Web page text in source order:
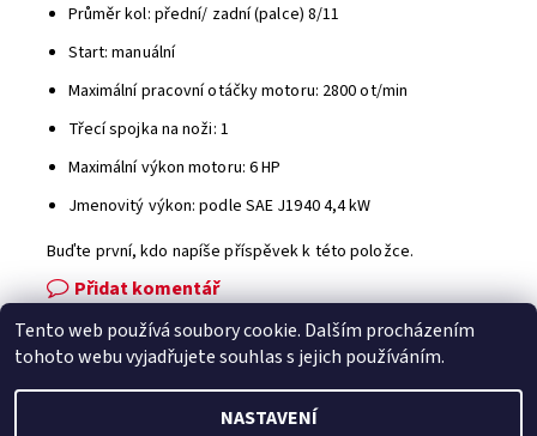
Průměr kol: přední/ zadní (palce) 8/11
Start: manuální
Maximální pracovní otáčky motoru: 2800 ot/min
Třecí spojka na noži: 1
Maximální výkon motoru: 6 HP
Jmenovitý výkon: podle SAE J1940 4,4 kW
Buďte první, kdo napíše příspěvek k této položce.
Přidat komentář
Facebook | Heureka.cz | Zboží.cz
Tento web používá soubory cookie. Dalším procházením
tohoto webu vyjadřujete souhlas s jejich používáním.
NASTAVENÍ